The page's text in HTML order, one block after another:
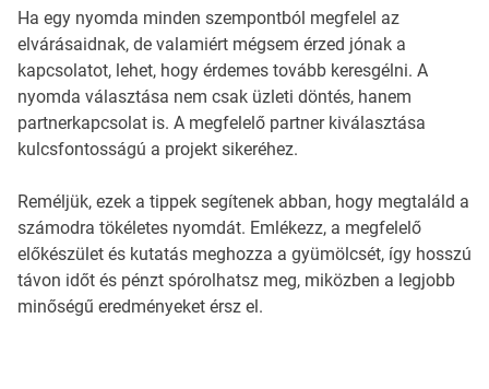
Ha egy nyomda minden szempontból megfelel az
elvárásaidnak, de valamiért mégsem érzed jónak a
kapcsolatot, lehet, hogy érdemes tovább keresgélni. A
nyomda választása nem csak üzleti döntés, hanem
partnerkapcsolat is. A megfelelő partner kiválasztása
kulcsfontosságú a projekt sikeréhez.
Reméljük, ezek a tippek segítenek abban, hogy megtaláld a
számodra tökéletes nyomdát. Emlékezz, a megfelelő
előkészület és kutatás meghozza a gyümölcsét, így hosszú
távon időt és pénzt spórolhatsz meg, miközben a legjobb
minőségű eredményeket érsz el.